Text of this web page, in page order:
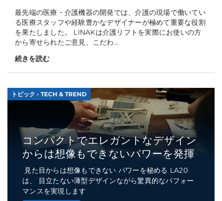
最先端の医療・介護機器の開発では、介護の現場で働いてい
る医療スタッフや経験豊かなデザイナーが極めて重要な役割
を果たしました。 LINAKは介護リフトを実際にお使いの方
から寄せられたご意見、こだわ...
続きを読む
トピック - TECH & TREND
コンパクトでエレガントなデザイン
からは想像もできないパワーを発揮
見た目からは想像もできない パワーを秘める LA20
は、 目立たない薄型デザインながら驚異的なパフォー
マンスを実現します